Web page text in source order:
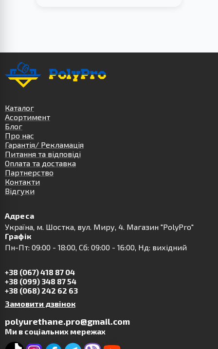
Каталог
Асортимент
Блог
Про нас
Гарантія/ Рекламація
Питання та відповіді
Оплата та доставка
Партнерство
Контакти
Відгуки
Адреса
Українa, м. Шостка, вул. Миру, 4. Магазин "PolyPro"
Графік
Пн-Пт: 09:00 - 18:00, Сб: 09:00 - 16:00, Нд: вихідний
+38 (067) 418 87 04
+38 (099) 348 87 54
+38 (068) 242 62 63
Замовити дзвінок
polyurethane.pro@gmail.com
Ми в соціальних мережах